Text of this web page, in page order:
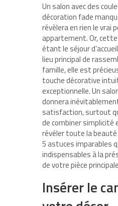
Un salon avec des
décoration fade
révèlera en rien le vrai
appartement. Or, cette
étant le séjour
lieu principal de
famille, elle est
touche décorative
exceptionnelle. Un
donnera
satisfaction, surtout
de combiner
révéler toute la beauté
5 astuces imparables
indispensables à la
de votre pièce
Insérer le